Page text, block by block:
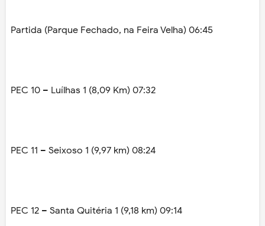
Partida (Parque Fechado, na Feira Velha) 06:45
PEC 10 – Luílhas 1 (8,09 Km) 07:32
PEC 11 – Seixoso 1 (9,97 km) 08:24
PEC 12 – Santa Quitéria 1 (9,18 km) 09:14